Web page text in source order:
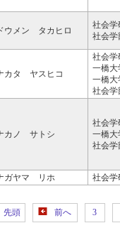
ウメン タカヒロ
社会学
社会学
カタ ヤスヒコ
社会学
一橋大
一橋大
社会学
カノ サトシ
社会学
一橋大
社会学
ガヤマ リホ 社会学
先頭 前へ 3